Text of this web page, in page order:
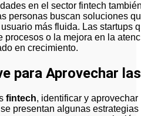
en el sector fintech
personas buscan soluciones
más fluida. Las startups
procesos o la mejora en la
en crecimiento.
para Aprovechar
fintech, identificar y
presentan algunas